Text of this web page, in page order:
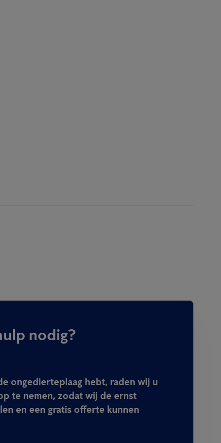
nodig?
ongedierteplaag hebt, raden wij u
te nemen, zodat wij de ernst
en een gratis offerte kunnen